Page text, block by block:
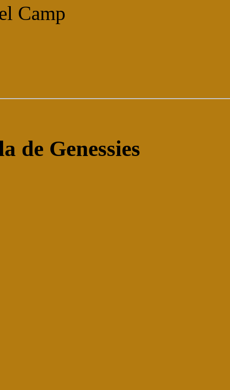
Camp
de Genessies